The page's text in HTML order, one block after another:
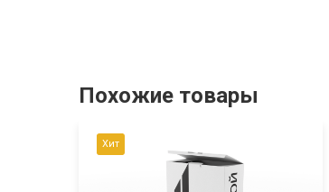
Похожие товары
Хит